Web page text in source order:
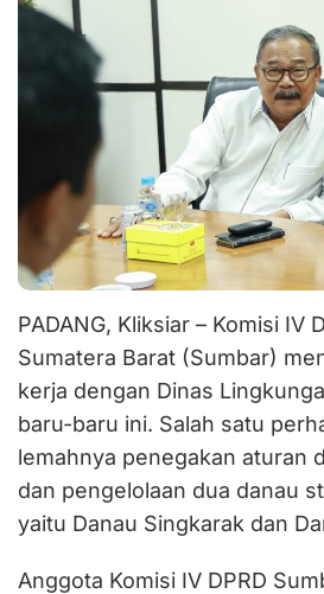
PADANG, Kliksiar – Komisi IV
Sumatera Barat (Sumbar)
kerja dengan Dinas
baru-baru ini. Salah satu
lemahnya penegakan aturan
dan pengelolaan dua danau
yaitu Danau Singkarak dan
Anggota Komisi IV DPRD